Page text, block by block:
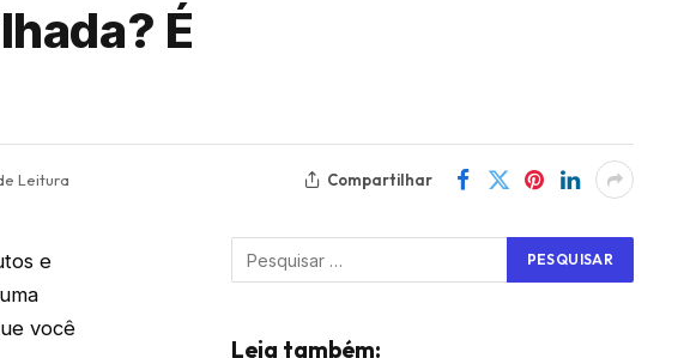
É
Leitura Compartilhar
e
você
Leia também: